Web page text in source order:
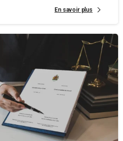
En savoir plus